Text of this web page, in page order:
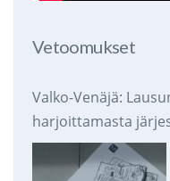
Vetoomukset
Valko-Venäjä:
harjoittamasta
takavarikoinnista ja